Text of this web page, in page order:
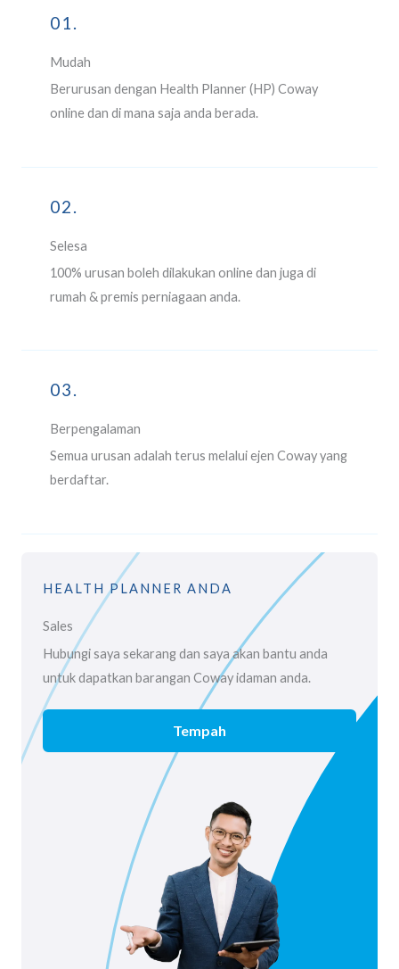
01.
Mudah
Berurusan dengan Health Planner (HP) Coway
online dan di mana saja anda berada.
02.
Selesa
100% urusan boleh dilakukan online dan juga di
rumah & premis perniagaan anda.
03.
Berpengalaman
Semua urusan adalah terus melalui ejen Coway yang
berdaftar.
HEALTH PLANNER ANDA
Sales
Hubungi saya sekarang dan saya akan bantu anda
untuk dapatkan barangan Coway idaman anda.
Tempah